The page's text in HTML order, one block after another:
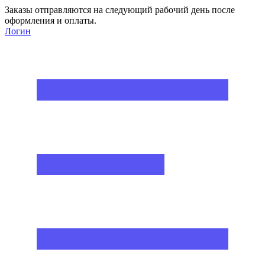
Заказы отправляются на следующий рабочий день после
оформления и оплаты.
Логин